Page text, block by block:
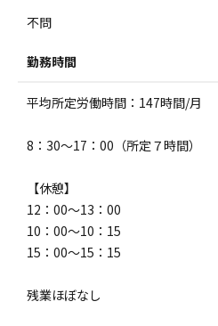
不問
勤務時間
平均所定労働時間：147時間/月
8：30～17：00（所定７時間）
【休憩】
12：00～13：00
10：00～10：15
15：00～15：15
残業ほぼなし